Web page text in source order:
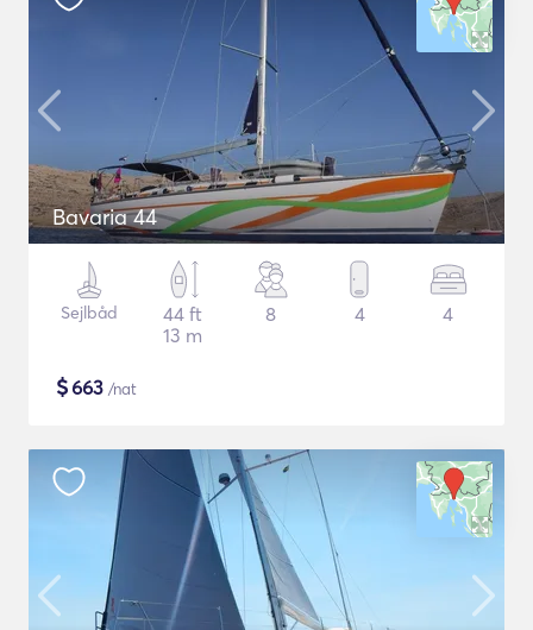
Bavaria 44
Sejlbåd
44 ft
13 m
8 4 4
$663 /nat